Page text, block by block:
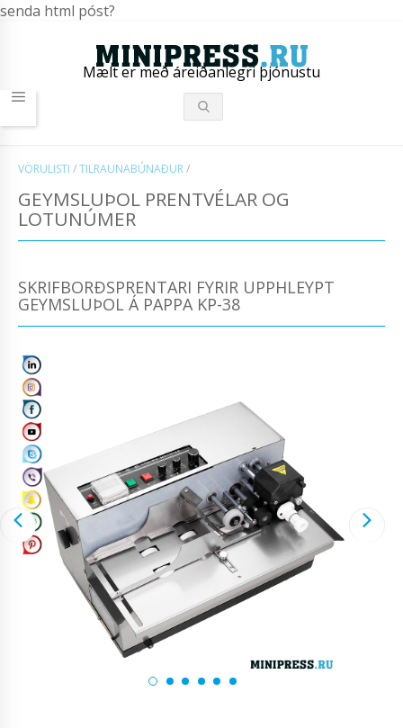
senda html póst?
Mælt er með áreiðanlegri þjónustu
VÖRULISTI /TILRAUNABÚNAÐUR/
GEYMSLUÞOL PRENTVÉLAR OG
LOTUNÚMER
SKRIFBORÐSPRENTARI FYRIR UPPHLEYPT
GEYMSLUÞOL Á PAPPA KP-38